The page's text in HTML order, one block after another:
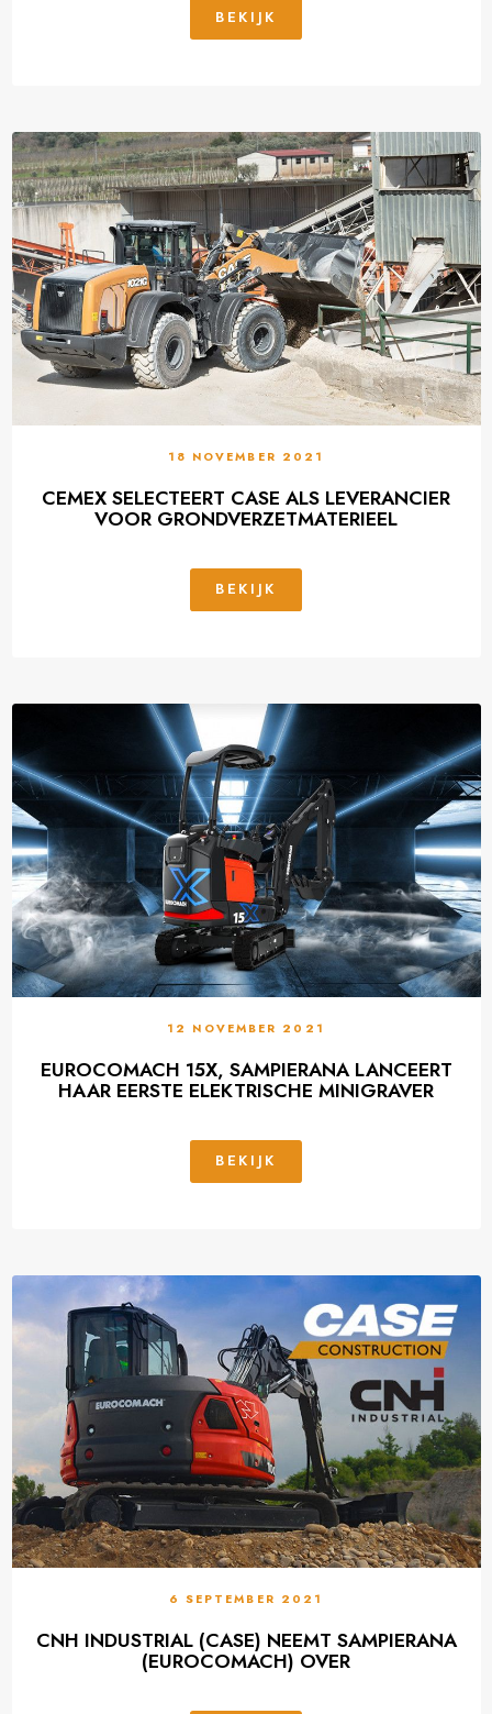
BEKIJK
18 NOVEMBER 2021
CEMEX SELECTEERT CASE ALS LEVERANCIER
VOOR GRONDVERZETMATERIEEL
BEKIJK
12 NOVEMBER 2021
EUROCOMACH 15X, SAMPIERANA LANCEERT
HAAR EERSTE ELEKTRISCHE MINIGRAVER
BEKIJK
6 SEPTEMBER 2021
CNH INDUSTRIAL (CASE) NEEMT SAMPIERANA
(EUROCOMACH) OVER